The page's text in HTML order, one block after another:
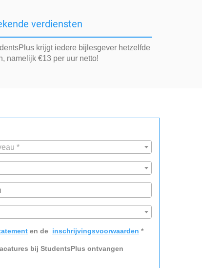
verdiensten
krijgt iedere bijlesgever hetzelfde
namelijk €13 per uur netto!
*
en de inschrijvingsvoorwaarden *
bij StudentsPlus ontvangen